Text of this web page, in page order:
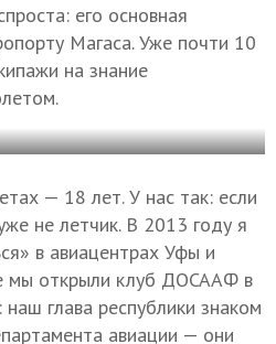
его основная
Магаса. Уже почти 10
на знание
— 18 лет. У нас так: если
не летчик. В 2013 году я
в авиацентрах Уфы и
мы открыли клуб ДОСААФ в
глава республики знаком
авиации — они